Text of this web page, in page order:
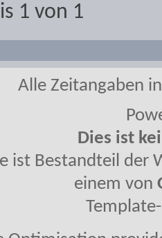
1 von 1
Alle Zeitangaben
Dies ist
ist Bestandteil der
einem von